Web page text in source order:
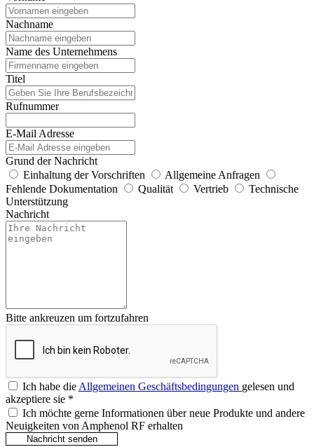
Nachname
Name des Unternehmens
Titel
Rufnummer
E-Mail Adresse
Grund der Nachricht
Einhaltung der Vorschriften
Allgemeine Anfragen
Fehlende Dokumentation
Qualität Vertrieb
Technische
Unterstützung
Nachricht
Bitte ankreuzen um fortzufahren
Ich habe dieAllgemeinen Geschäftsbedingungen gelesen und
akzeptiere sie *
Ich möchte gerne Informationen über neue Produkte und andere
Neuigkeiten von Amphenol RF erhalten